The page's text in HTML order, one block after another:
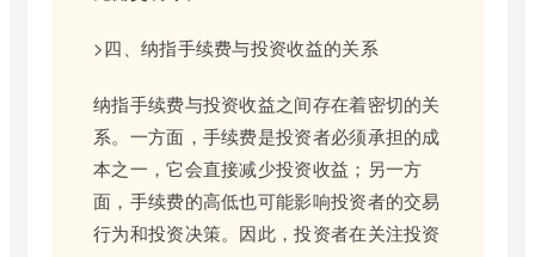
>四、纳指手续费与投资收益的关系
纳指手续费与投资收益之间存在着密切的关
系。一方面，手续费是投资者必须承担的成
本之一，它会直接减少投资收益；另一方
面，手续费的高低也可能影响投资者的交易
行为和投资决策。因此，投资者在关注投资